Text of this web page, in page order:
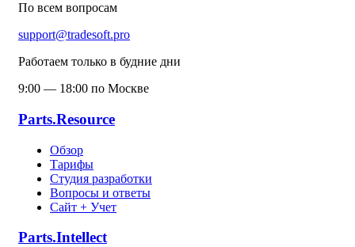
По всем вопросам
support@tradesoft.pro
Работаем только в будние дни
9:00 — 18:00 по Москве
Parts.Resource
Обзор
Тарифы
Студия разработки
Вопросы и ответы
Сайт + Учет
Parts.Intellect